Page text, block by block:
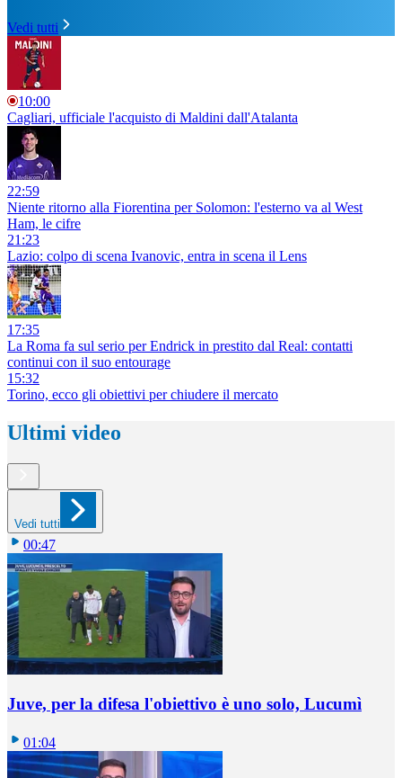
Vedi tutti
10:00
Cagliari, ufficiale l'acquisto di Maldini dall'Atalanta
22:59
Niente ritorno alla Fiorentina per Solomon: l'esterno va al West
Ham, le cifre
21:23
Lazio: colpo di scena Ivanovic, entra in scena il Lens
17:35
La Roma fa sul serio per Endrick in prestito dal Real: contatti
continui con il suo entourage
15:32
Torino, ecco gli obiettivi per chiudere il mercato
Ultimi video
Vedi tutti
00:47
Juve, per la difesa l'obiettivo è uno solo, Lucumì
01:04